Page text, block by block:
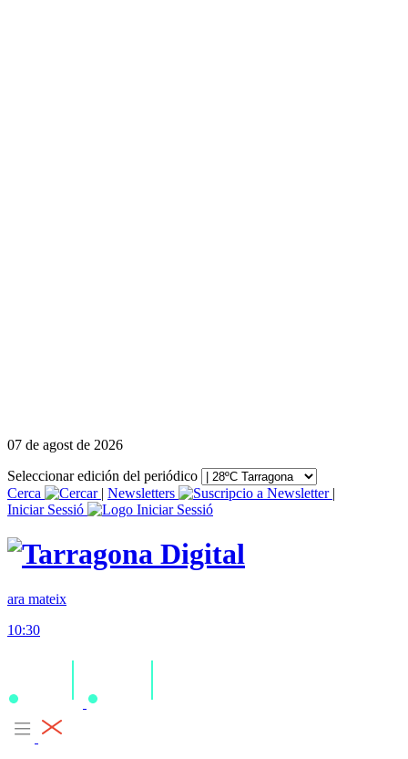
07 de agost de 2026
Seleccionar edición del periódico
Cerca
| Newsletters
|
Iniciar Sessió
ara mateix
10:30